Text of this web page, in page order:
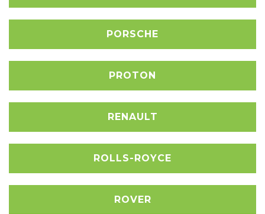
PORSCHE
PROTON
RENAULT
ROLLS-ROYCE
ROVER